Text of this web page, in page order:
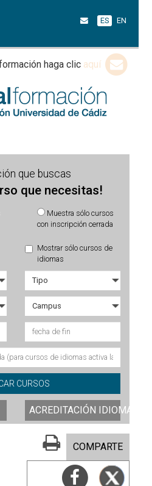
ES EN
haga clic aquí
que buscas
que necesitas!
Muestra sólo cursos
con inscripción cerrada
Mostrar sólo cursos de
idiomas
ACREDITACIÓN IDIOMAS
COMPARTE